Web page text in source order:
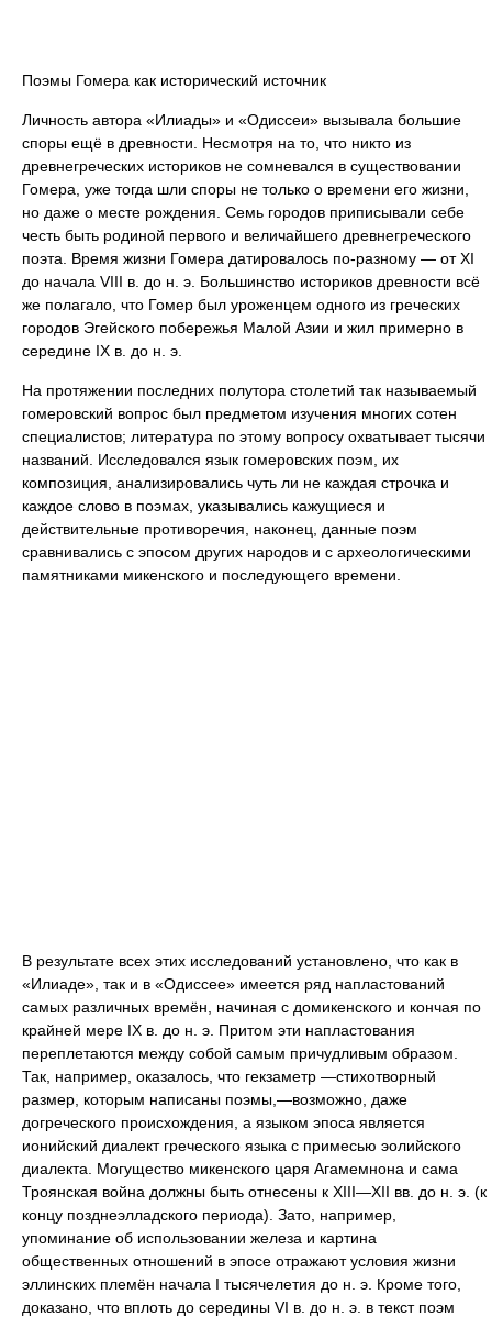
Поэмы Гомера как исторический источник
Личность автора «Илиады» и «Одиссеи» вызывала большие
споры ещё в древности. Несмотря на то, что никто из
древнегреческих историков не сомневался в существовании
Гомера, уже тогда шли споры не только о времени его жизни,
но даже о месте рождения. Семь городов приписывали себе
честь быть родиной первого и величайшего древнегреческого
поэта. Время жизни Гомера датировалось по-разному — от XI
до начала VIII в. до н. э. Большинство историков древности всё
же полагало, что Гомер был уроженцем одного из греческих
городов Эгейского побережья Малой Азии и жил примерно в
середине IX в. до н. э.
На протяжении последних полутора столетий так называемый
гомеровский вопрос был предметом изучения многих сотен
специалистов; литература по этому вопросу охватывает тысячи
названий. Исследовался язык гомеровских поэм, их
композиция, анализировались чуть ли не каждая строчка и
каждое слово в поэмах, указывались кажущиеся и
действительные противоречия, наконец, данные поэм
сравнивались с эпосом других народов и с археологическими
памятниками микенского и последующего времени.
В результате всех этих исследований установлено, что как в
«Илиаде», так и в «Одиссее» имеется ряд напластований
самых различных времён, начиная с домикенского и кончая по
крайней мере IX в. до н. э. Притом эти напластования
переплетаются между собой самым причудливым образом.
Так, например, оказалось, что гекзаметр —стихотворный
размер, которым написаны поэмы,—возможно, даже
догреческого происхождения, а языком эпоса является
ионийский диалект греческого языка с примесью эолийского
диалекта. Могущество микенского царя Агамемнона и сама
Троянская война должны быть отнесены к XIII—XII вв. до н. э. (к
концу позднеэлладского периода). Зато, например,
упоминание об использовании железа и картина
общественных отношений в эпосе отражают условия жизни
эллинских племён начала I тысячелетия до н. э. Кроме того,
доказано, что вплоть до середины VI в. до н. э. в текст поэм